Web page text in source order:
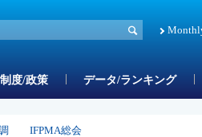
制度/政策 データ/ランキング
調 IFPMA総会